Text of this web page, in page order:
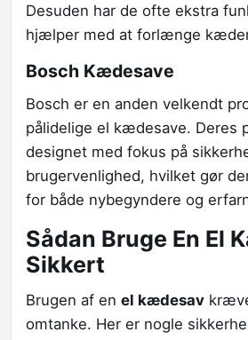
Desuden har de ofte ekstra
hjælper med at forlænge
Bosch Kædesave
Bosch er en anden velkendt
pålidelige el kædesave. Deres
designet med fokus på
brugervenlighed, hvilket gør
for både nybegyndere og
Sådan Bruge En El
Sikkert
Brugen af en el kædesav
omtanke. Her er nogle